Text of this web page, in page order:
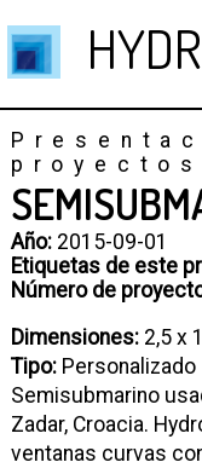
Año:2015-09-01
Etiquetas de este
Número de
Dimensiones:2,5 x
Tipo:Personalizado
Semisubmarino
Zadar, Croacia.
ventanas curvas